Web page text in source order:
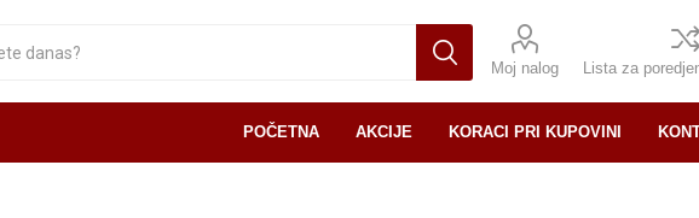
Moj nalog Lista za
POČETNA AKCIJE KORACI PRI KUPOVINI